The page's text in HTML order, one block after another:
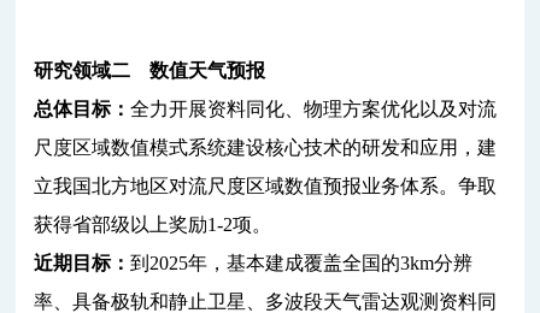
研究领域二 数值天气预报
总体目标：全力开展资料同化、物理方案优化以及对流
尺度区域数值模式系统建设核心技术的研发和应用，建
立我国北方地区对流尺度区域数值预报业务体系。争取
获得省部级以上奖励1-2项。
近期目标：到2025年，基本建成覆盖全国的3km分辨
率、具备极轨和静止卫星、多波段天气雷达观测资料同